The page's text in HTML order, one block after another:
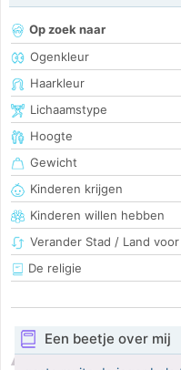
Op zoek naar
Ogenkleur
Haarkleur
Lichaamstype
Hoogte
Gewicht
Kinderen krijgen
Kinderen willen hebben
Verander Stad / Land
De religie
Een beetje over mij